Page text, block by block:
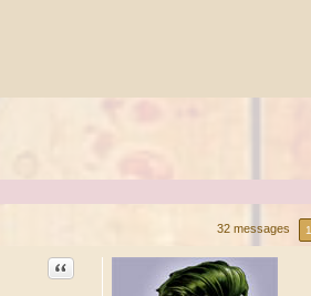
32 messages 1
Citation